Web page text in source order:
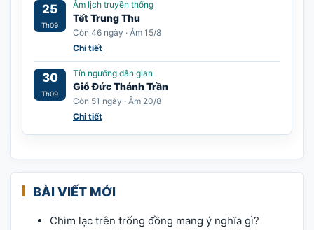
25
Th09
Âm lịch truyền thống
Tết Trung Thu
Còn 46 ngày · Âm 15/8
Chi tiết
30
Th09
Tín ngưỡng dân gian
Giỗ Đức Thánh Trần
Còn 51 ngày · Âm 20/8
Chi tiết
BÀI VIẾT MỚI
Chim lạc trên trống đồng mang ý nghĩa gì?